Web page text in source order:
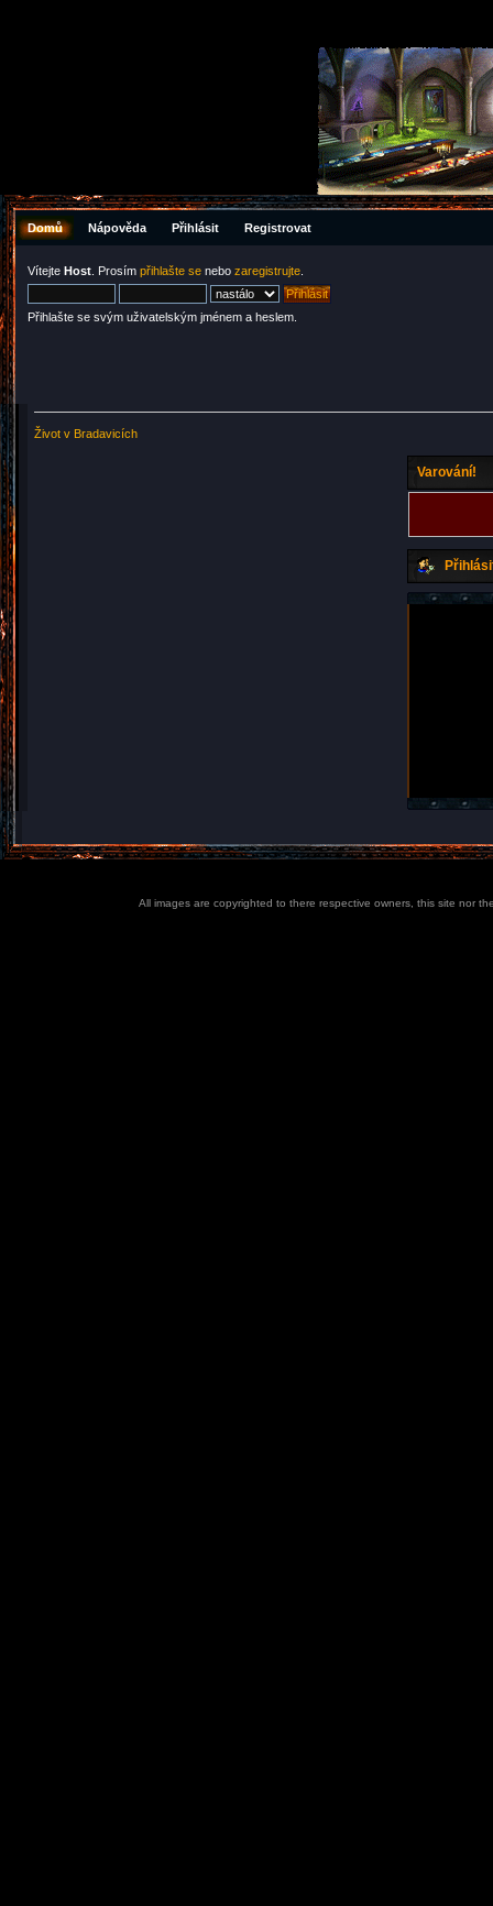
Domů Nápověda Přihlásit Registrovat
Vítejte Host . Prosím přihlašte se nebo zaregistrujte
Přihlašte se svým uživatelským jménem a heslem.
Život v Bradavicích
Varování!
All images are copyrighted to there respective owners, this site nor